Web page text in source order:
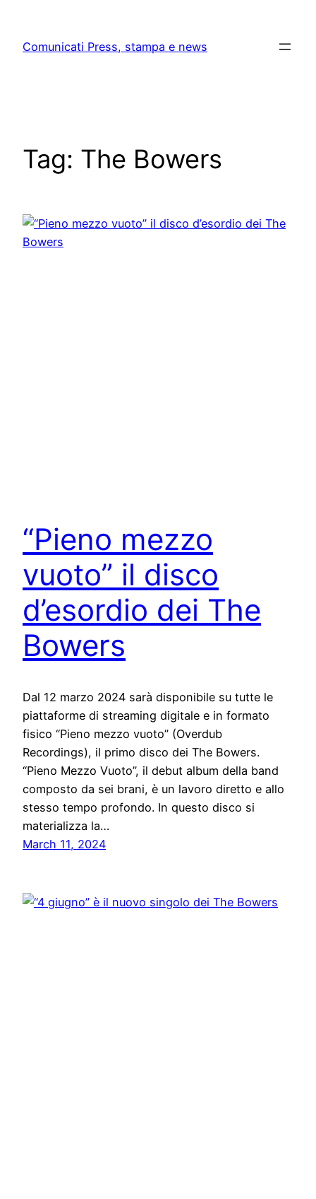
content
Comunicati Press, stampa e news
Tag: The Bowers
“Pieno mezzo
vuoto” il disco
d’esordio dei The
Bowers
Dal 12 marzo 2024 sarà disponibile su tutte le
piattaforme di streaming digitale e in formato
fisico “Pieno mezzo vuoto” (Overdub
Recordings), il primo disco dei The Bowers.
“Pieno Mezzo Vuoto”, il debut album della band
composto da sei brani, è un lavoro diretto e allo
stesso tempo profondo. In questo disco si
materializza la…
March 11, 2024